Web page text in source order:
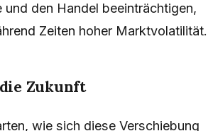
und den Handel beeinträchtigen,
Zeiten hoher Marktvolatilität.
Zukunft
wie sich diese Verschiebung